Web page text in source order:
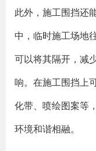
此外，施工围挡还
中，临时施工场地
可以将其隔开，减
响。在施工围挡上
化带、喷绘图案等
环境和谐相融。